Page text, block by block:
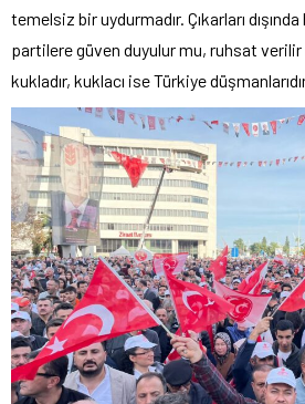
temelsiz bir uydurmadır. Çıkarları
partilere güven duyulur mu, ruhsat
kukladır, kuklacı ise Türkiye